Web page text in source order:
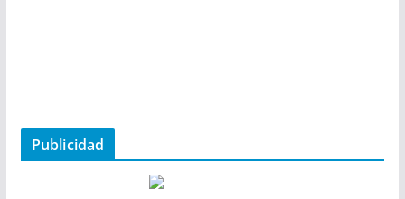
Publicidad